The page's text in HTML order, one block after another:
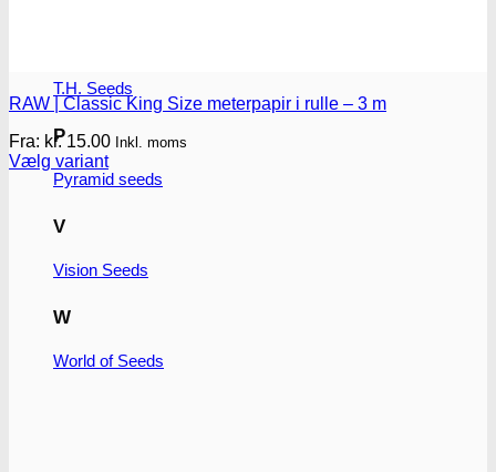
T.H. Seeds
P
Pyramid seeds
V
Vision Seeds
W
World of Seeds
RAW | Classic King Size meterpapir i rulle – 3 m
Fra: kr.15.00 Inkl. moms
Vælg variant
varianter.
Mulighederne
vælges
varesiden